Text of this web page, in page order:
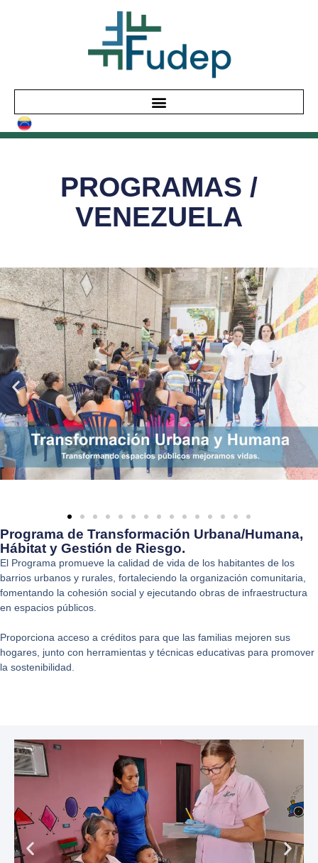
PROGRAMAS /
VENEZUELA
Programa de Transformación Urbana/Humana,
Hábitat y Gestión de Riesgo.
El Programa promueve la calidad de vida de los habitantes de los
barrios urbanos y rurales, fortaleciendo la organización comunitaria,
fomentando la cohesión social y ejecutando obras de infraestructura
en espacios públicos.
Proporciona acceso a créditos para que las familias mejoren sus
hogares, junto con herramientas y técnicas educativas para promover
la sostenibilidad.